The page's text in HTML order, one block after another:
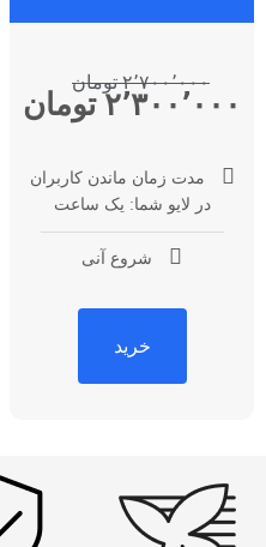
۲٬۷۰۰٬۰۰۰ تومان
۲٬۳۰۰٬۰۰۰ تومان
مدت زمان ماندن کاربران
در لایو شما: یک ساعت
شروع آنی
خرید